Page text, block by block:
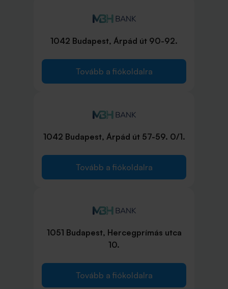
1042 Budapest, Árpád út 90-92.
Tovább a fiókoldalra
1042 Budapest, Árpád út 57-59. 0/1.
Tovább a fiókoldalra
1051 Budapest, Hercegprímás utca
10.
Tovább a fiókoldalra